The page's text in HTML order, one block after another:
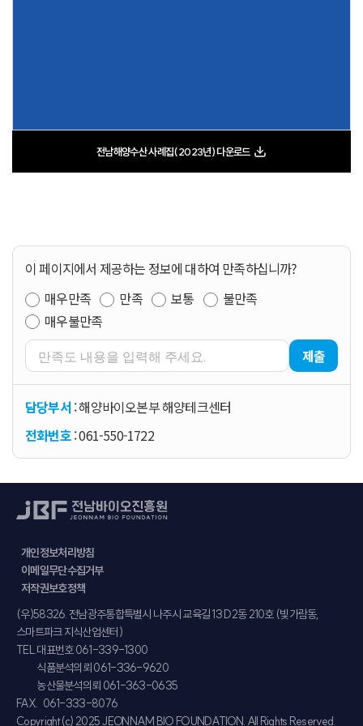
전남해양수산 사례집(2023년) 다운로드
이 페이지에서 제공하는 정보에 대하여 만족하십니까?
매우만족
만족 보통
불만족
매우불만족
제출
담당부서: 해양바이오본부 해양테크센터
전화번호: 061-550-1722
개인정보처리방침
이메일무단수집거부
저작권보호정책
주소
(우)58326. 전남광주통합특별시 나주시 교육길 13 D2동 210호 (빛가람동,
스마트파크 지식산업센터)
TEL.대표번호 061-339-1300
식품분석의뢰 061-336-9620
농산물분석의뢰 061-363-0635
FAX. 061-333-8076
Copyright(c) 2025 JEONNAM BIO FOUNDATION. All Rights Reserved.